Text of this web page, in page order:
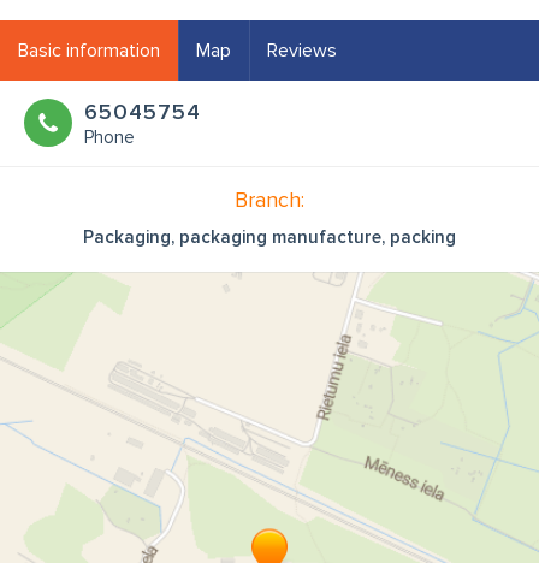
Basic information Map Reviews
65045754
Phone
Branch:
Packaging, packaging manufacture, packing